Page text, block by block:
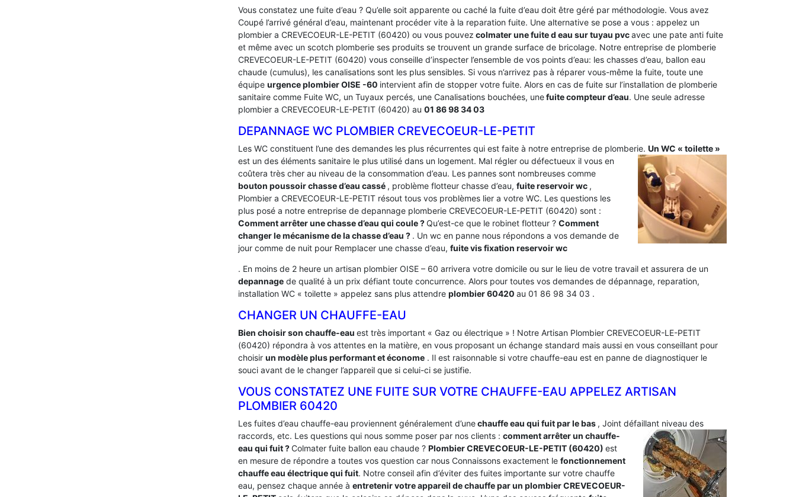
Vous constatez une fuite d’eau ? Qu’elle soit apparente ou caché la fuite d’eau doit être géré par méthodologie. Vous avez
Coupé l’arrivé général d’eau, maintenant procéder vite à la reparation fuite. Une alternative se pose a vous : appelez un
plombier a CREVECOEUR-LE-PETIT (60420) ou vous pouvez colmater une fuite d eau sur tuyau pvcavec une pate anti fuite
et même avec un scotch plomberie ses produits se trouvent un grande surface de bricolage. Notre entreprise de plomberie
CREVECOEUR-LE-PETIT (60420) vous conseille d’inspecter l’ensemble de vos points d’eau: les chasses d’eau, ballon eau
chaude (cumulus), les canalisations sont les plus sensibles. Si vous n’arrivez pas à réparer vous-même la fuite, toute une
équipe urgence plombier OISE -60 intervient afin de stopper votre fuite. Alors en cas de fuite sur l’installation de plomberie
sanitaire comme Fuite WC, un Tuyaux percés, une Canalisations bouchées, unefuite compteur d’eau. Une seule adresse
plombier a CREVECOEUR-LE-PETIT (60420) au 01 86 98 34 03
DEPANNAGE WC PLOMBIER CREVECOEUR-LE-PETIT
Les WC constituent l’une des demandes les plus récurrentes qui est faite à notre entreprise de plomberie. Un WC « toilette »
est un des éléments sanitaire le plus utilisé dans un logement. Mal régler ou défectueux il vous en
coûtera très cher au niveau de la consommation d’eau. Les pannes sont nombreuses comme
bouton poussoir chasse d’eau cassé , problème flotteur chasse d’eau, fuite reservoir wc ,
Plombier a CREVECOEUR-LE-PETIT résout tous vos problèmes lier a votre WC. Les questions les
plus posé a notre entreprise de depannage plomberie CREVECOEUR-LE-PETIT (60420) sont :
Comment arrêter une chasse d’eau qui coule ?Qu’est-ce que le robinet flotteur ? Comment
changer le mécanisme de la chasse d’eau ? . Un wc en panne nous répondons a vos demande de
jour comme de nuit pour Remplacer une chasse d’eau, fuite vis fixation reservoir wc
. En moins de 2 heure un artisan plombier OISE – 60 arrivera votre domicile ou sur le lieu de votre travail et assurera de un
depannage de qualité à un prix défiant toute concurrence. Alors pour toutes vos demandes de dépannage, reparation,
installation WC « toilette » appelez sans plus attendre plombier 60420 au 01 86 98 34 03 .
CHANGER UN CHAUFFE-EAU
Bien choisir son chauffe-eau est très important « Gaz ou électrique » ! Notre Artisan Plombier CREVECOEUR-LE-PETIT
(60420) répondra à vos attentes en la matière, en vous proposant un échange standard mais aussi en vous conseillant pour
choisir un modèle plus performant et économe . Il est raisonnable si votre chauffe-eau est en panne de diagnostiquer le
souci avant de le changer l’appareil que si celui-ci se justifie.
VOUS CONSTATEZ UNE FUITE SUR VOTRE CHAUFFE-EAU APPELEZ ARTISAN
PLOMBIER 60420
Les fuites d’eau chauffe-eau proviennent généralement d’unechauffe eau qui fuit par le bas , Joint défaillant niveau des
raccords, etc. Les questions qui nous somme poser par nos clients : comment arrêter un chauffe-
eau qui fuit ?Colmater fuite ballon eau chaude ? Plombier CREVECOEUR-LE-PETIT (60420) est
en mesure de répondre a toutes vos question car nous Connaissons exactement le fonctionnement
chauffe eau électrique qui fuit. Notre conseil afin d’éviter des fuites importante sur votre chauffe
eau, pensez chaque année à entretenir votre appareil de chauffe par un plombier CREVECOEUR-